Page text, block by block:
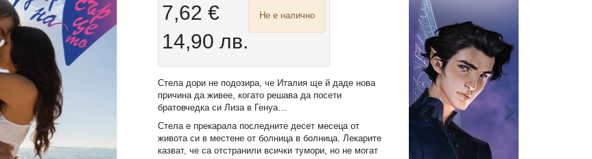
7,62 €
14,90 лв.
Не е налично
Стела дори не подозира, че Италия ще й даде нова
причина да живее, когато решава да посети
братовчедка си Лиза в Генуа…
Стела е прекарала последните десет месеца от
живота си в местене от болница в болница. Лекарите
казват, че са отстранили всички тумори, но не могат